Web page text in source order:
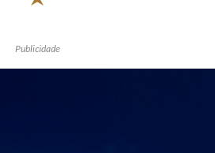
Publicidade